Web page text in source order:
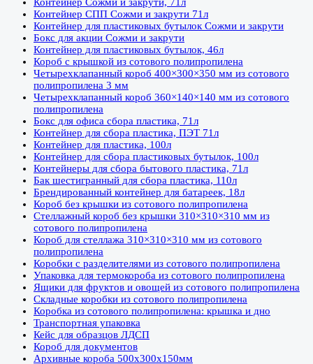
Контейнер Сожми и закрути, 71л
Контейнер СПП Сожми и закрути 71л
Контейнер для пластиковых бутылок Сожми и закрути
Бокс для акции Сожми и закрути
Контейнер для пластиковых бутылок, 46л
Короб с крышкой из сотового полипропилена
Четырехклапанный короб 400×300×350 мм из сотового
полипропилена 3 мм
Четырехклапанный короб 360×140×140 мм из сотового
полипропилена
Бокс для офиса сбора пластика, 71л
Контейнер для сбора пластика, ПЭТ 71л
Контейнер для пластика, 100л
Контейнер для сбора пластиковых бутылок, 100л
Контейнеры для сбора бытового пластика, 71л
Бак шестигранный для сбора пластика, 110л
Брендированный контейнер для батареек, 18л
Короб без крышки из сотового полипропилена
Стеллажный короб без крышки 310×310×310 мм из
сотового полипропилена
Короб для стеллажа 310×310×310 мм из сотового
полипропилена
Коробки с разделителями из сотового полипропилена
Упаковка для термокороба из сотового полипропилена
Ящики для фруктов и овощей из сотового полипропилена
Складные коробки из сотового полипропилена
Коробка из сотового полипропилена: крышка и дно
Транспортная упаковка
Кейс для образцов ЛДСП
Короб для документов
Архивные короба 500х300х150мм